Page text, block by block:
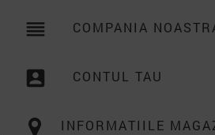
reorder COMPANIA
account_box CONTUL TAU
INFORMATIILE